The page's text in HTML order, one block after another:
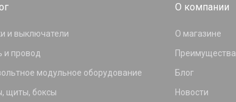
и выключатели
и провод
модульное оборудование
щиты, боксы
О компании
О магазине
Преимущества
Блог
Новости